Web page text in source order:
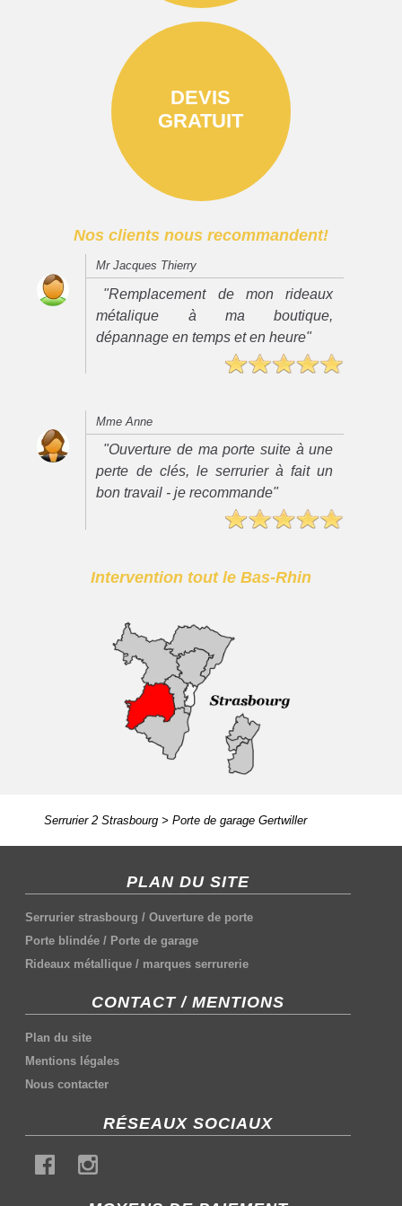
DEVIS
GRATUIT
Nos clients nous recommandent!
Mr Jacques Thierry
"Remplacement de mon rideaux
métalique à ma boutique,
dépannage en temps et en heure"
Mme Anne
"Ouverture de ma porte suite à une
perte de clés, le serrurier à fait un
bon travail - je recommande"
Intervention tout le Bas-Rhin
Serrurier 2 Strasbourg> Porte de garage Gertwiller
PLAN DU SITE
Serrurier strasbourg /Ouverture de porte
Porte blindée / Porte de garage
Rideaux métallique / marques serrurerie
CONTACT / MENTIONS
Plan du site
Mentions légales
Nous contacter
RÉSEAUX SOCIAUX